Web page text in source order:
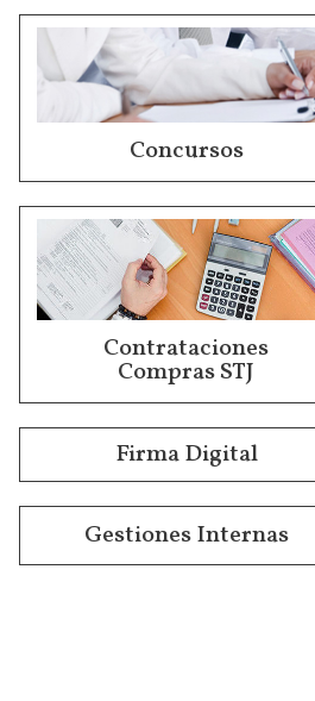
Concursos
Contrataciones
Compras STJ
Firma Digital
Gestiones Internas